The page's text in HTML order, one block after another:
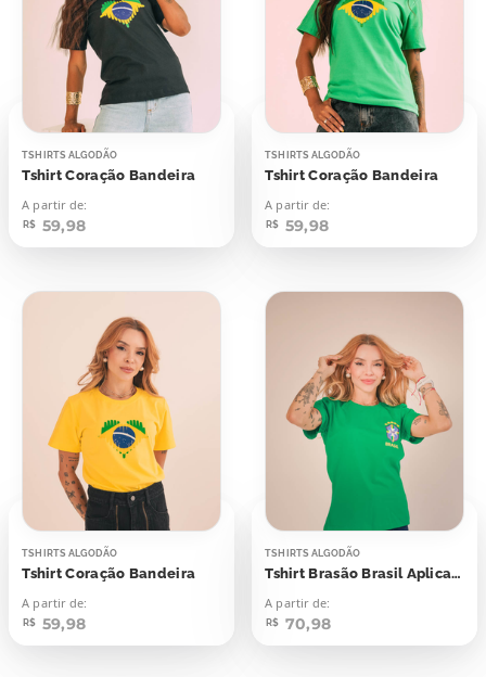
TSHIRTS ALGODÃO
Tshirt Coração Bandeira
A partir de:
R$ 59,98
TSHIRTS ALGODÃO
Tshirt Coração Bandeira
A partir de:
R$ 59,98
TSHIRTS ALGODÃO
Tshirt Coração Bandeira
A partir de:
R$ 59,98
TSHIRTS ALGODÃO
Tshirt Brasão Brasil Aplicação
A partir de:
R$ 70,98